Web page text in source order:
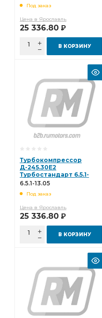
Под заказ
Цена в Ярославль
25 336.80 Р
В КОРЗИНУ
Турбокомпрессор
Д-245.30Е2
Турбостандарт 6.5.1-
13.05
6.5.1-13.05
Под заказ
Цена в Ярославль
25 336.80 Р
В КОРЗИНУ